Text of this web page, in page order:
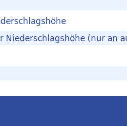
Niederschlagshöhe (nur an